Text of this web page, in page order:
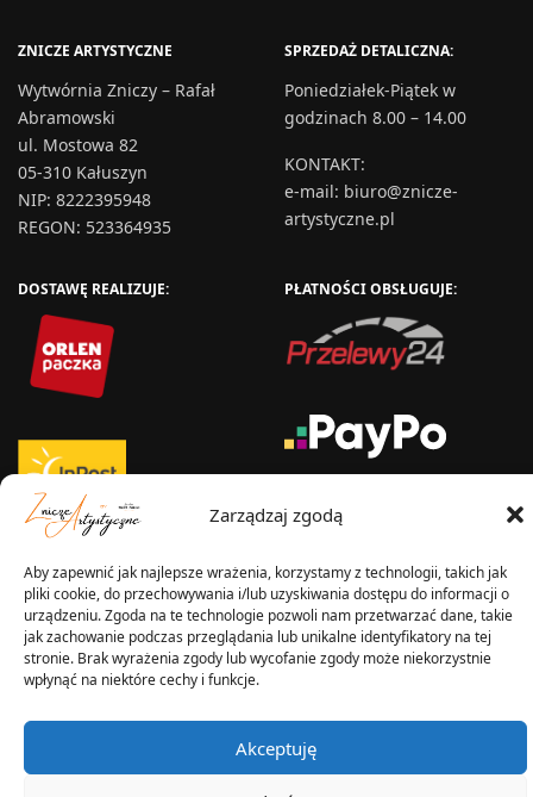
Zarządzaj zgodą
Aby zapewnić jak najlepsze wrażenia, korzystamy z technologii, takich jak
pliki cookie, do przechowywania i/lub uzyskiwania dostępu do informacji o
urządzeniu. Zgoda na te technologie pozwoli nam przetwarzać dane, takie
jak zachowanie podczas przeglądania lub unikalne identyfikatory na tej
stronie. Brak wyrażenia zgody lub wycofanie zgody może niekorzystnie
wpłynąć na niektóre cechy i funkcje.
Akceptuję
ZNICZE ARTYSTYCZNE
Wytwórnia Zniczy – Rafał
Abramowski
ul. Mostowa 82
05-310 Kałuszyn
NIP: 8222395948
REGON: 523364935
SPRZEDAŻ DETALICZNA:
Poniedziałek-Piątek w
godzinach 8.00 – 14.00
KONTAKT:
e-mail: biuro@znicze-
artystyczne.pl
DOSTAWĘ REALIZUJE: PŁATNOŚCI OBSŁUGUJE:
WYSYŁKA W:
Wszelkie prawa zastrzeżone